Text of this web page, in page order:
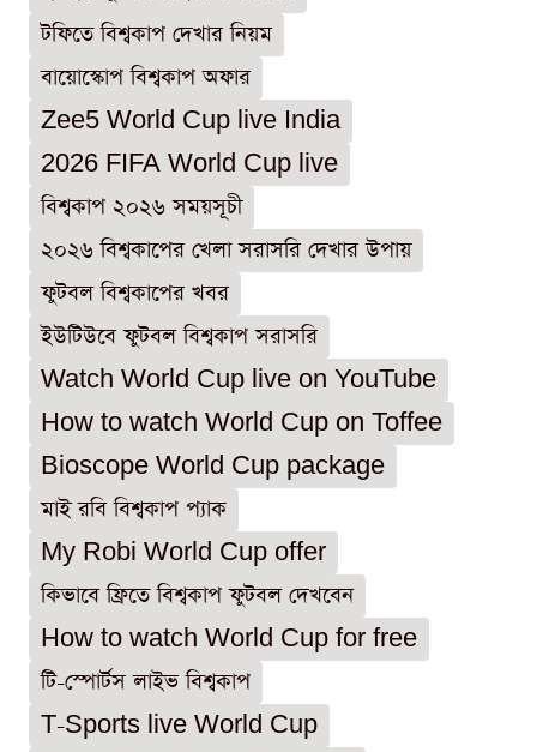
টফিতে বিশ্বকাপ দেখার নিয়ম
বায়োস্কোপ বিশ্বকাপ অফার
Zee5 World Cup live India
2026 FIFA World Cup live
বিশ্বকাপ ২০২৬ সময়সূচী
২০২৬ বিশ্বকাপের খেলা সরাসরি দেখার উপায়
ফুটবল বিশ্বকাপের খবর
ইউটিউবে ফুটবল বিশ্বকাপ সরাসরি
Watch World Cup live on YouTube
How to watch World Cup on Toffee
Bioscope World Cup package
মাই রবি বিশ্বকাপ প্যাক
My Robi World Cup offer
কিভাবে ফ্রিতে বিশ্বকাপ ফুটবল দেখবেন
How to watch World Cup for free
টি-স্পোর্টস লাইভ বিশ্বকাপ
T-Sports live World Cup